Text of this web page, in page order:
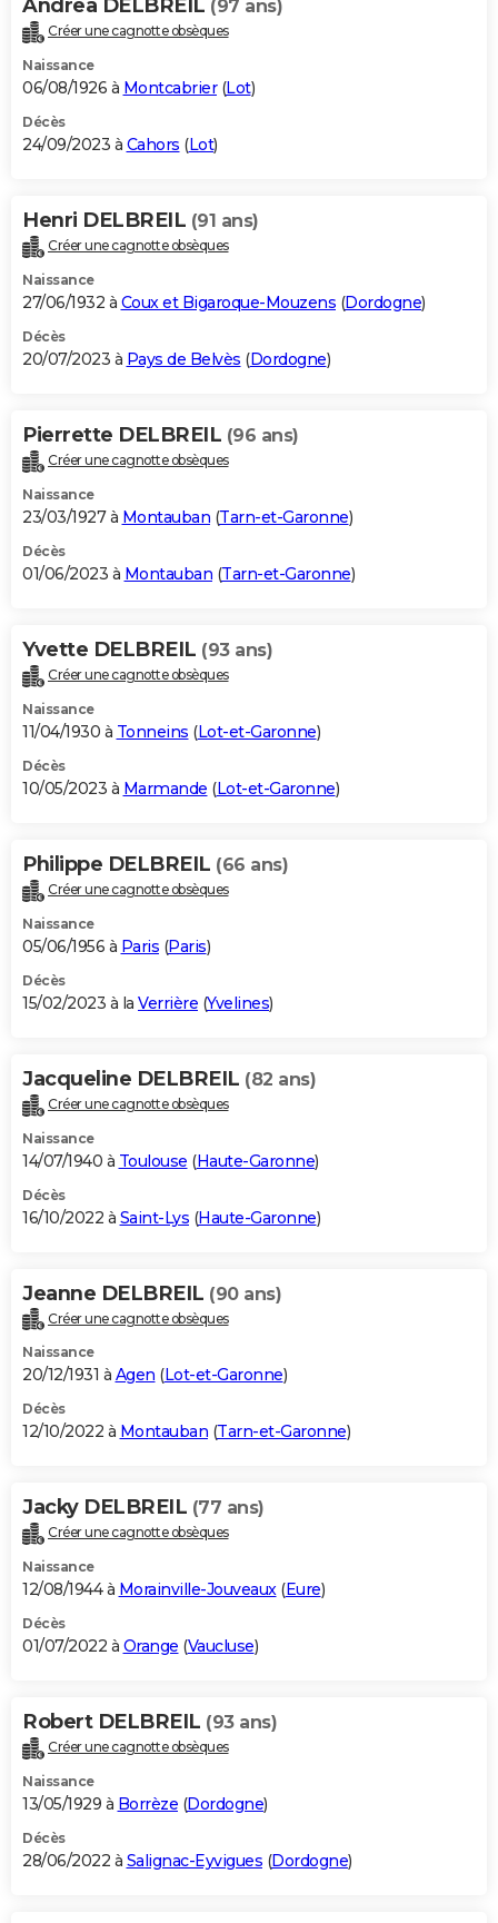
Andrea DELBREIL (97 ans)
Créer une cagnotte obsèques
Naissance
06/08/1926 à Montcabrier(Lot)
Décès
24/09/2023 à Cahors (Lot)
Henri DELBREIL (91 ans)
Créer une cagnotte obsèques
Naissance
27/06/1932 à Coux et Bigaroque-Mouzens (Dordogne)
Décès
20/07/2023 à Pays de Belvès (Dordogne)
Pierrette DELBREIL (96 ans)
Créer une cagnotte obsèques
Naissance
23/03/1927 à Montauban (Tarn-et-Garonne)
Décès
01/06/2023 à Montauban (Tarn-et-Garonne)
Yvette DELBREIL (93 ans)
Créer une cagnotte obsèques
Naissance
11/04/1930 à Tonneins (Lot-et-Garonne)
Décès
10/05/2023 à Marmande (Lot-et-Garonne)
Philippe DELBREIL (66 ans)
Créer une cagnotte obsèques
Naissance
05/06/1956 à Paris (Paris)
Décès
15/02/2023 à la Verrière (Yvelines)
Jacqueline DELBREIL (82 ans)
Créer une cagnotte obsèques
Naissance
14/07/1940 à Toulouse (Haute-Garonne)
Décès
16/10/2022 à Saint-Lys (Haute-Garonne)
Jeanne DELBREIL (90 ans)
Créer une cagnotte obsèques
Naissance
20/12/1931 à Agen (Lot-et-Garonne)
Décès
12/10/2022 à Montauban (Tarn-et-Garonne)
Jacky DELBREIL (77 ans)
Créer une cagnotte obsèques
Naissance
12/08/1944 à Morainville-Jouveaux(Eure)
Décès
01/07/2022 à Orange (Vaucluse)
Robert DELBREIL (93 ans)
Créer une cagnotte obsèques
Naissance
13/05/1929 à Borrèze (Dordogne)
Décès
28/06/2022 à Salignac-Eyvigues (Dordogne)